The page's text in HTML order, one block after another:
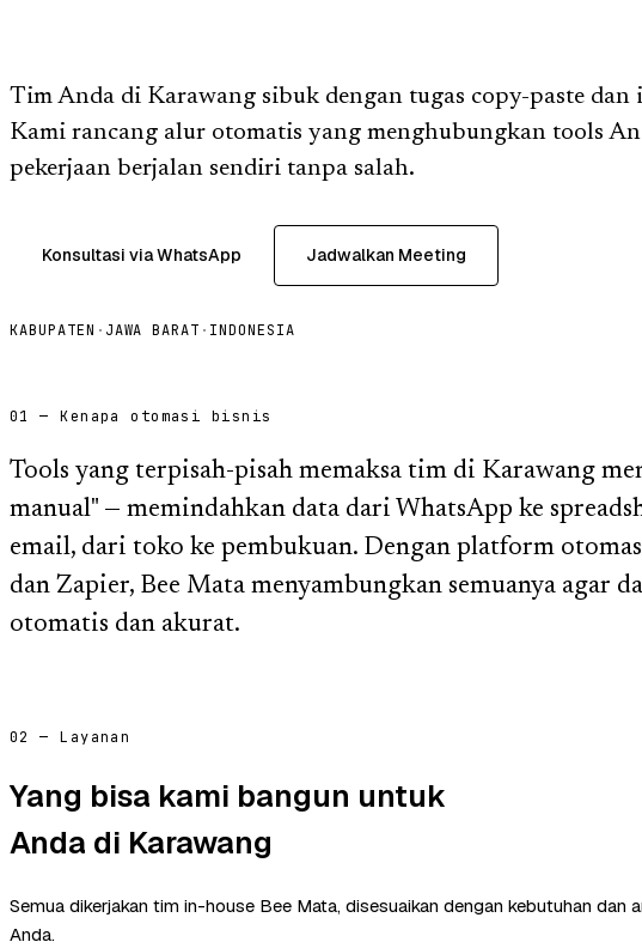
Tim Anda di Karawang sibuk dengan tugas copy-paste dan
Kami rancang alur otomatis yang menghubungkan tools
pekerjaan berjalan sendiri tanpa salah.
Konsultasi via WhatsApp Jadwalkan Meeting
KABUPATEN · JAWA BARAT · INDONESIA
01 — Kenapa otomasi bisnis
Tools yang terpisah-pisah memaksa tim di Karawang
manual" — memindahkan data dari WhatsApp ke
email, dari toko ke pembukuan. Dengan platform
dan Zapier, Bee Mata menyambungkan semuanya agar
otomatis dan akurat.
02 — Layanan
Yang bisa kami bangun untuk
Anda di Karawang
Semua dikerjakan tim in-house Bee Mata, disesuaikan dengan kebutuhan dan
Anda.